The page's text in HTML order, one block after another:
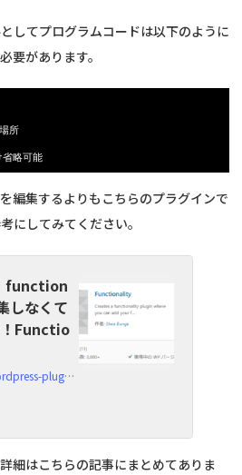
してプログラムコードは以下のように
要があります。
略可能
集するよりもこちらのプラグインで
にしてみてください。
function
しなくて
Functio
https://tart.co.jp/wordpress-plugin-functionality
はこちらの記事にまとめてありま